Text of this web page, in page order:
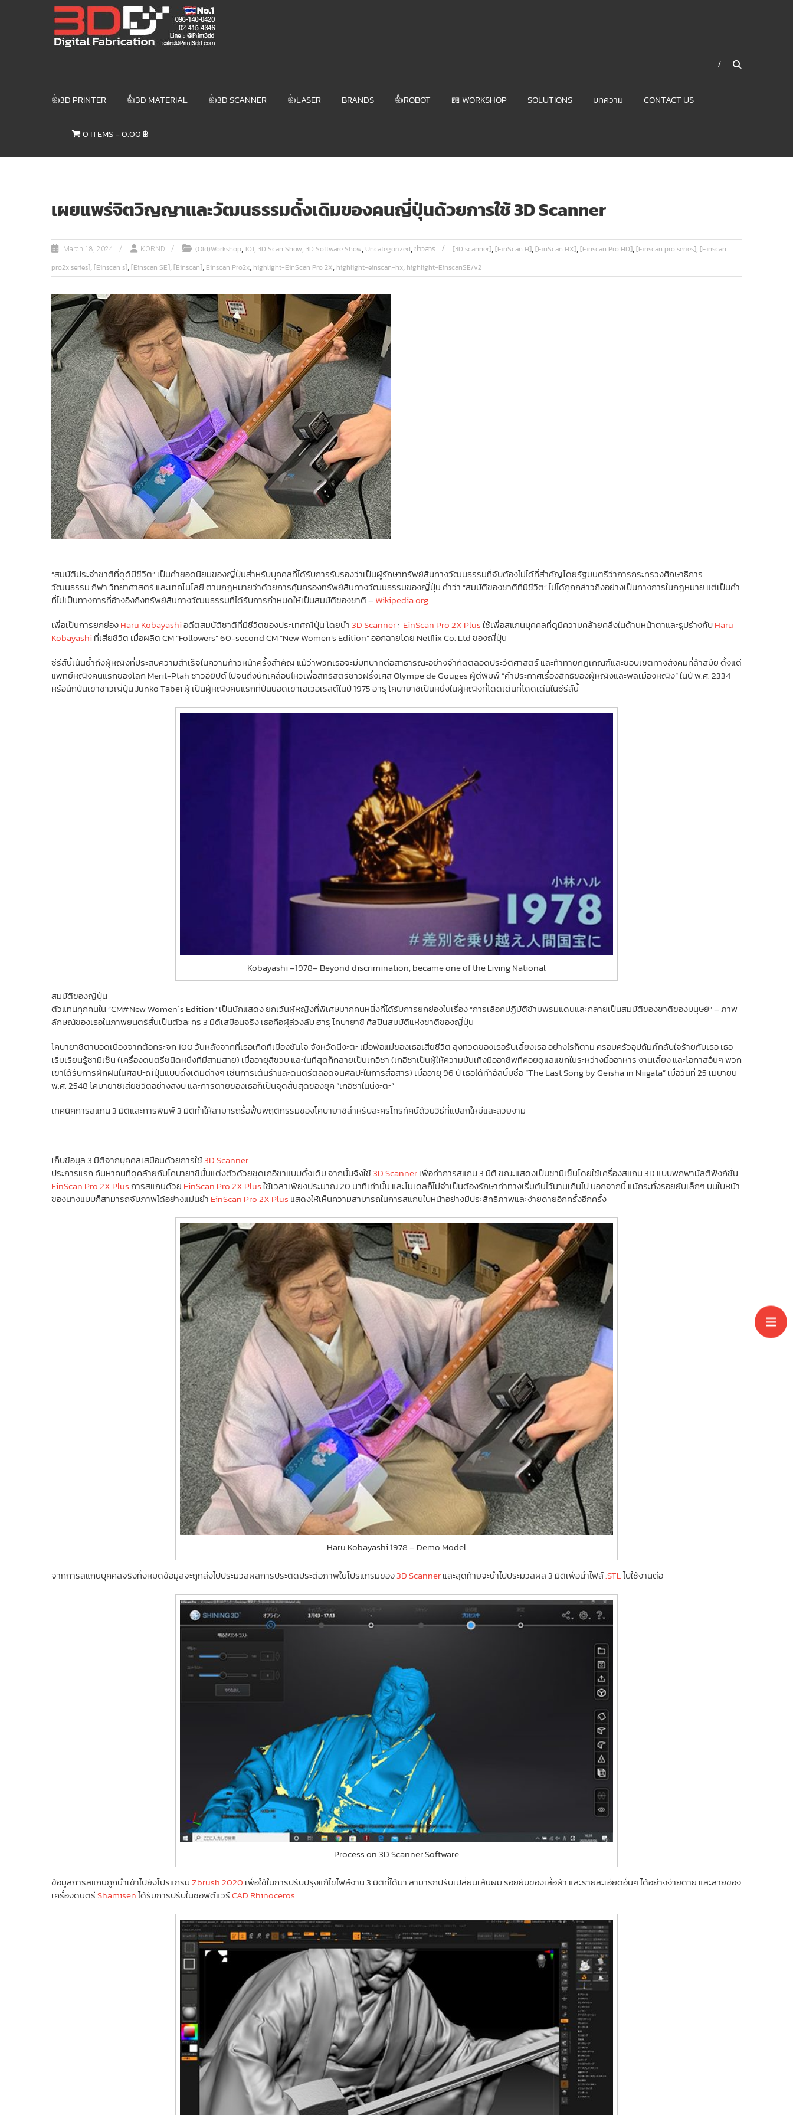
3DD DIGITAL
FABRICATION
3D Printer |
👍3D PRINTER 👍3D MATERIAL 👍3D SCANNER 👍LASER BRANDS 👍ROBOT 📖 WORKSHOP SOLUTIONS บทความ CONTACT US
0 ITEMS 0.00 ฿
เผยแพร่จิตวิญญาและวัฒนธรรมดั้งเดิมของคนญี่ปุ่นด้วยการใช้ 3D Scanner
March 18, 2024 KORND (Old)Workshop,101,3D Scan Show,3D Software Show, Uncategorized,ข่าวสาร [3D scanner],[EinScan H],[EinScan HX],[Einscan Pro HD],[Einscan pro series],[Einscan
pro2x series],[Einscan s],[Einscan SE],[Einscan], Einscan Pro2x, highlight-EinScan Pro 2X, highlight-einscan-hx, highlight-EinscanSE/v2
“สมบัติประจำชาติที่ดูดีมีชีวิต” เป็นคำยอดนิยมของญี่ปุ่นสำหรับบุคคลที่ได้รับการรับรองว่าเป็นผู้รักษาทรัพย์สินทางวัฒนธรรมที่จับต้องไม่ได้ที่สำคัญโดยรัฐมนตรีว่าการกระทรวงศึกษาธิการ
วัฒนธรรม กีฬา วิทยาศาสตร์ และเทคโนโลยี ตามกฎหมายว่าด้วยการคุ้มครองทรัพย์สินทางวัฒนธรรมของญี่ปุ่น คำว่า “สมบัติของชาติที่มีชีวิต” ไม่ได้ถูกกล่าวถึงอย่างเป็นทางการในกฎหมาย แต่เป็นคำ
ที่ไม่เป็นทางการที่อ้างอิงถึงทรัพย์สินทางวัฒนธรรมที่ได้รับการกำหนดให้เป็นสมบัติของชาติ –Wikipedia.org
เพื่อเป็นการยกย่องHaru Kobayashiอดีตสมบัติชาติที่มีชีวิตของประเทศญี่ปุ่น โดยนำ3D Scanner: EinScan Pro 2X Plusใช้เพื่อสแกนบุคคลที่ดูมีความคล้ายคลึงในด้านหน้าตาและรูปร่างกับHaru
Kobayashi ที่เสียชีวิต เมื่อผลิต CM “Followers” 60-second CM “New Women’s Edition” ออกฉายโดย Netflix Co. Ltd ของญี่ปุ่น
ซีรีส์นี้เน้นย้ำถึงผู้หญิงที่ประสบความสำเร็จในความก้าวหน้าครั้งสำคัญ แม้ว่าพวกเธอจะมีบทบาทต่อสาธารณะอย่างจำกัดตลอดประวัติศาสตร์ และท้าทายกฎเกณฑ์และขอบเขตทางสังคมที่ล้าสมัย ตั้งแต่
แพทย์หญิงคนแรกของโลก Merit-Ptah ชาวอียิปต์ ไปจนถึงนักเคลื่อนไหวเพื่อสิทธิสตรีชาวฝรั่งเศส Olympe de Gouges ผู้ตีพิมพ์ “คำประกาศเรื่องสิทธิของผู้หญิงและพลเมืองหญิง” ในปี พ.ศ. 2334
หรือนักปีนเขาชาวญี่ปุ่น Junko Tabei ผู้ เป็นผู้หญิงคนแรกที่ปีนยอดเขาเอเวอเรสต์ในปี 1975 ฮารุ โคบายาชิเป็นหนึ่งในผู้หญิงที่โดดเด่นที่โดดเด่นในซีรีส์นี้
Kobayashi –1978– Beyond discrimination, became one of the Living National
สมบัติของญี่ปุ่น
ตัวแทนทุกคนใน “CM#New Women´s Edition” เป็นนักแสดง ยกเว้นผู้หญิงที่พิเศษมากคนหนึ่งที่ได้รับการยกย่องในเรื่อง “การเลือกปฏิบัติข้ามพรมแดนและกลายเป็นสมบัติของชาติของมนุษย์” – ภาพ
ลักษณ์ของเธอในภาพยนตร์สั้นเป็นตัวละคร 3 มิติเสมือนจริง เธอคือผู้ล่วงลับ ฮารุ โคบายาชิ ศิลปินสมบัติแห่งชาติของญี่ปุ่น
โคบายาชิตาบอดเนื่องจากต้อกระจก 100 วันหลังจากที่เธอเกิดที่เมืองซันโจ จังหวัดนีงะตะ เมื่อพ่อแม่ของเธอเสียชีวิต ลุงทวดของเธอรับเลี้ยงเธอ อย่างไรก็ตาม ครอบครัวอุปถัมภ์กลับใจร้ายกับเธอ เธอ
เริ่มเรียนรู้ซามิเซ็น (เครื่องดนตรีชนิดหนึ่งที่มีสามสาย) เมื่ออายุสี่ขวบ และในที่สุดก็กลายเป็นเกอิชา (เกอิชาเป็นผู้ให้ความบันเทิงมืออาชีพที่คอยดูแลแขกในระหว่างมื้ออาหาร งานเลี้ยง และโอกาสอื่นๆ พวก
เขาได้รับการฝึกฝนในศิลปะญี่ปุ่นแบบดั้งเดิมต่างๆ เช่นการเต้นรำและดนตรีตลอดจนศิลปะในการสื่อสาร) เมื่ออายุ 96 ปี เธอได้ทำอัลบั้มชื่อ “The Last Song by Geisha in Niigata” เมื่อวันที่ 25 เมษายน
พ.ศ. 2548 โคบายาชิเสียชีวิตอย่างสงบ และการตายของเธอก็เป็นจุดสิ้นสุดของยุค “เกอิชาในนีงะตะ”
เทคนิคการสแกน 3 มิติและการพิมพ์ 3 มิติทำให้สามารถรื้อฟื้นพฤติกรรมของโคบายาชิสำหรับละครโทรทัศน์ด้วยวิธีที่แปลกใหม่และสวยงาม
เก็บข้อมูล 3 มิติจากบุคคลเสมือนด้วยการใช้3D Scanner
ประการแรก ค้นหาคนที่ดูคล้ายกับโคบายาชินั้นแต่งตัวด้วยชุดเกอิชาแบบดั้งเดิม จากนั้นจึงใช้3D Scannerเพื่อทำการสแกน 3 มิติ ขณะแสดงเป็นชามิเซ็นโดยใช้เครื่องสแกน 3D แบบพกพามัลติฟังก์ชั่น
EinScan Pro 2X Plusการสแกนด้วย EinScan Pro 2X Plusใช้เวลาเพียงประมาณ 20 นาทีเท่านั้น และโมเดลก็ไม่จำเป็นต้องรักษาท่าทางเริ่มต้นไว้นานเกินไป นอกจากนี้ แม้กระทั่งรอยยับเล็กๆ บนใบหน้า
ของนางแบบก็สามารถจับภาพได้อย่างแม่นยำ EinScan Pro 2X Plus แสดงให้เห็นความสามารถในการสแกนใบหน้าอย่างมีประสิทธิภาพและง่ายดายอีกครั้งอีกครั้ง
Haru Kobayashi 1978 – Demo Model
จากการสแกนบุคคลจริงทั้งหมดข้อมูลจะถูกส่งไปประมวลผลการประติดประต่อภาพในโปรแกรมของ3D Scannerและสุดท้ายจะนำไปประมวลผล 3 มิติเพื่อนำไฟล์.STLไปใช้งานต่อ
Process on 3D Scanner Software
ข้อมูลการสแกนถูกนำเข้าไปยังโปรแกรมZbrush 2020 เพื่อใช้ในการปรับปรุงแก้ไขไฟล์งาน 3 มิติที่ได้มา สามารถปรับเปลี่ยนเส้นผม รอยยับของเสื้อผ้า และรายละเอียดอื่นๆ ได้อย่างง่ายดาย และสายของ
เครื่องดนตรีShamisenได้รับการปรับในซอฟต์แวร์CAD Rhinoceros